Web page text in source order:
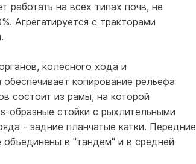
работать на всех типах почв, не
Агрегатируется с трактора­ми
колесного хода и
копирование рельефа
состоит из рамы, на которой
образные стойки с рыхлительными
- задние планчатые катки. Передние
в "тандем" и в средней